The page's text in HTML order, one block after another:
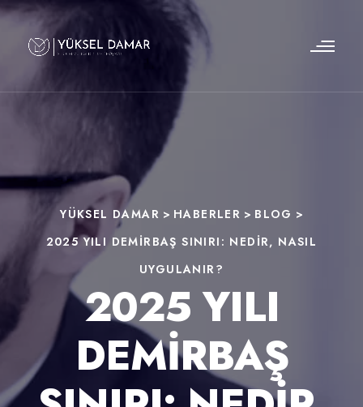
YÜKSEL DAMAR > HABERLER > BLOG >
2025 YILI DEMIRBAŞ SINIRI: NEDIR, NASIL
UYGULANIR?
2025 YILI
DEMIRBAŞ